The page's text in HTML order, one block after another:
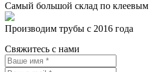
Самый большой склад по клеевым
Производим трубы с 2016 года
Свяжитесь с нами